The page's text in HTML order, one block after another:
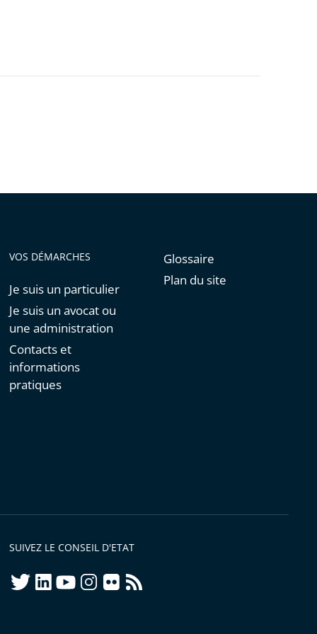
VOS DÉMARCHES
Je suis un particulier
Je suis un avocat ou
une administration
Contacts et
informations
pratiques
Glossaire
Plan du site
SUIVEZ LE CONSEIL D'ETAT
twitterlinkedInyoutubeinstagram
flickrrss